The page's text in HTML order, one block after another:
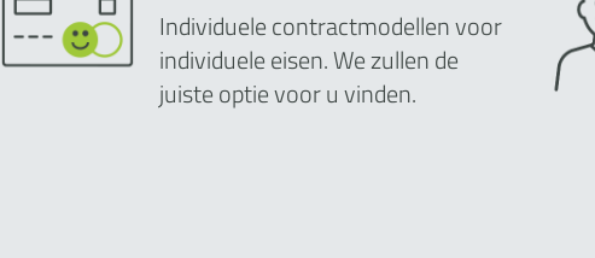
Individuele contractmodellen voor
individuele eisen. We zullen de
juiste optie voor u vinden.